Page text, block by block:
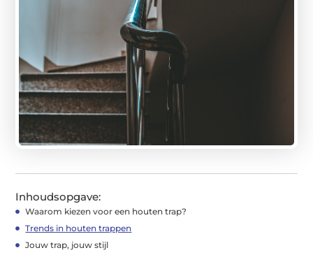
Inhoudsopgave:
Waarom kiezen voor een houten trap?
Trends in houten trappen
Jouw trap, jouw stijl